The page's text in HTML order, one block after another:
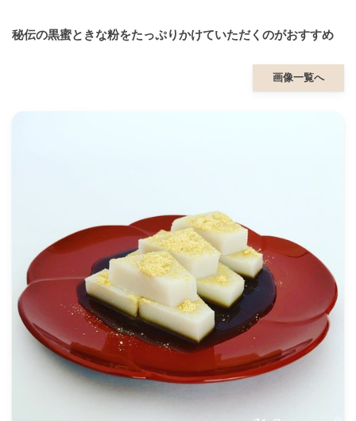
秘伝の黒蜜ときな粉をたっぷりかけていただくのがおすすめ
画像一覧へ